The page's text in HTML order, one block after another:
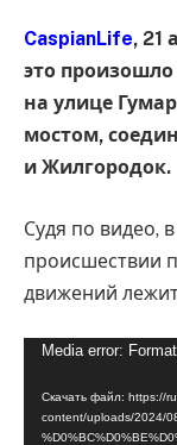
CaspianLife, 21
это произошло
на улице
мостом,
и Жилгородок.
Судя по видео,
происшествии
движений
Видеоплеер
Media error:
Скачать файл: https://
content/uploads/2024/